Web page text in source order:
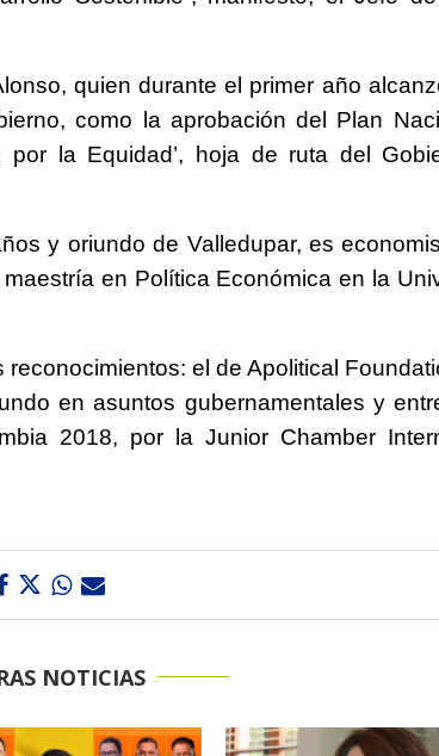
quien durante el primer año
como la aprobación del Plan
por la Equidad’, hoja de ruta del
y oriundo de Valledupar, es
en Política Económica en la
el de Apolitical
en asuntos gubernamentales y
2018, por la Junior Chamber
NOTICIAS